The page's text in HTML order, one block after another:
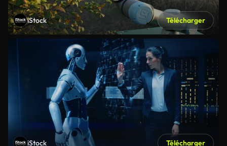
iStock Télécharger
iStock Télécharger